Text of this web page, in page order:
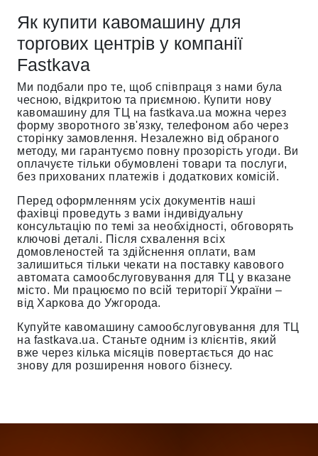
Як купити кавомашину для
торгових центрів у компанії
Fastkava
Ми подбали про те, щоб співпраця з нами була
чесною, відкритою та приємною. Купити нову
кавомашину для ТЦ на fastkava.ua можна через
форму зворотного зв'язку, телефоном або через
сторінку замовлення. Незалежно від обраного
методу, ми гарантуємо повну прозорість угоди. Ви
оплачуєте тільки обумовлені товари та послуги,
без прихованих платежів і додаткових комісій.
Перед оформленням усіх документів наші
фахівці проведуть з вами індивідуальну
консультацію по темі за необхідності, обговорять
ключові деталі. Після схвалення всіх
домовленостей та здійснення оплати, вам
залишиться тільки чекати на поставку кавового
автомата самообслуговування для ТЦ у вказане
місто. Ми працюємо по всій території України –
від Харкова до Ужгорода.
Купуйте кавомашину самообслуговування для ТЦ
на fastkava.ua. Станьте одним із клієнтів, який
вже через кілька місяців повертається до нас
знову для розширення нового бізнесу.